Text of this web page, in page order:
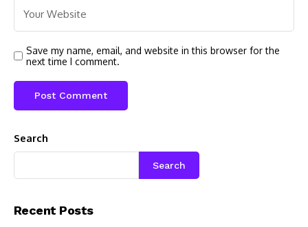
Save my name, email, and website in this browser for the
next time I comment.
Search
Search
Recent Posts